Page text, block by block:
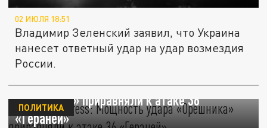
02 ИЮЛЯ 18:51
Владимир Зеленский заявил, что Украина
нанесет ответный удар на удар возмездия
России.
Defense Express: Мощность удара
«Орешника» приравняли к атаке 36
«Гераней»
ПОЛИТИКА